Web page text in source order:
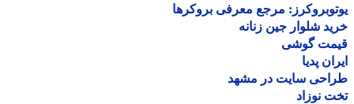
مرجع معرفی بروکرها
شلوار جین زنانه
گوشی
پدیا
سایت در مشهد
نوزاد